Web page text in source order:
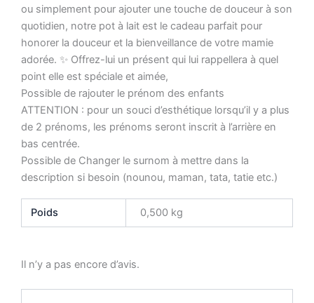
ou simplement pour ajouter une touche de douceur à son
quotidien, notre pot à lait est le cadeau parfait pour
honorer la douceur et la bienveillance de votre mamie
adorée. ✨ Offrez-lui un présent qui lui rappellera à quel
point elle est spéciale et aimée,
Possible de rajouter le prénom des enfants
ATTENTION : pour un souci d’esthétique lorsqu’il y a plus
de 2 prénoms, les prénoms seront inscrit à l’arrière en
bas centrée.
Possible de Changer le surnom à mettre dans la
description si besoin (nounou, maman, tata, tatie etc.)
Poids 0,500 kg
Il n’y a pas encore d’avis.